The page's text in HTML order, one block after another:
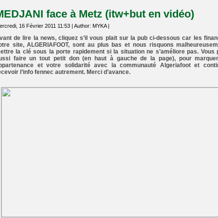
face à Metz (itw+but en vidéo)
16 Février 2011 11:53 | Author: MYKA |
de lire la news, cliquez s’il vous plait sur la pub ci-dessous car les
site, ALGERIAFOOT, sont au plus bas et nous risquons
la clé sous la porte rapidement si la situation ne s’améliore pas. Vous
faire un tout petit don (en haut à gauche de la page), pour marquer
et votre solidarité avec la communauté Algeriafoot et
l’info fennec autrement. Merci d’avance.